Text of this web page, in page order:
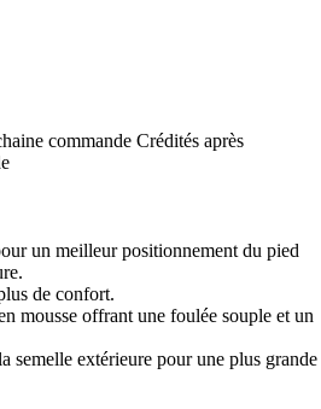
commande Crédités après
un meilleur positionnement du pied
de confort.
mousse offrant une foulée souple et un
semelle extérieure pour une plus grande